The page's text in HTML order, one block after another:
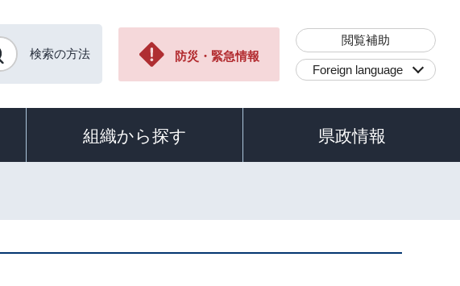
検索の方法 防災・緊急情報
閲覧補助
Foreign language
組織から探す 県政情報